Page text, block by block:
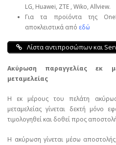
LG, Huawei, ΖΤΕ , Wiko, Allview.
Για τα προϊόντα της
αποκλειστικά από εδώ
Λίστα αντιπροσώπων και
Ακύρωση παραγγελίας εκ
μεταμελείας
Η εκ μέρους του πελάτη
μεταμελείας γίνεται δεκτή μόνο
τιμολογηθεί και δοθεί προς
Η ακύρωση γίνεται μέσω